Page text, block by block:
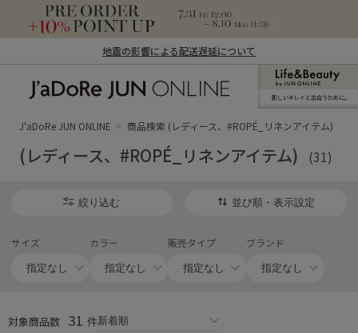
地震の影響による配送遅延について
ン オンライン）
新しいキレイと出合うために。
J'aDoRe JUN ONLINE 商品検索 (レディース、#ROPÉ_リネンアイテム)
(レディース、#ROPÉ_リネンアイテム) (31)
絞り込む 並び順・表示設定
サイズ カラー 販売タイプ ブランド
対象商品数 31 件